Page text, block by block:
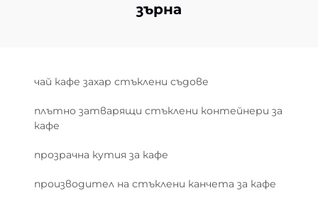
зърна
чай кафе захар стъклени съдове
плътно затварящи стъклени контейнери за
кафе
прозрачна кутия за кафе
производител на стъклени канчета за кафе